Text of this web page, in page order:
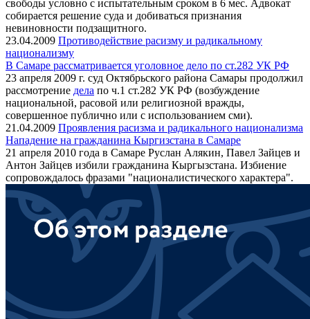
свободы условно с испытательным сроком в 6 мес. Адвокат
собирается решение суда и добиваться признания
невиновности подзащитного.
23.04.2009 Противодействие расизму и радикальному
национализму
В Самаре рассматривается уголовное дело по ст.282 УК РФ
23 апреля 2009 г. суд Октябрьского района Самары продолжил
рассмотрение дела по ч.1 ст.282 УК РФ (возбуждение
национальной, расовой или религиозной вражды,
совершенное публично или с использованием сми).
21.04.2009 Проявления расизма и радикального национализма
Нападение на гражданина Кыргизстана в Самаре
21 апреля 2010 года в Самаре Руслан Алякин, Павел Зайцев и
Антон Зайцев избили гражданина Кыргызстана. Избиение
сопровождалось фразами "националистического характера".